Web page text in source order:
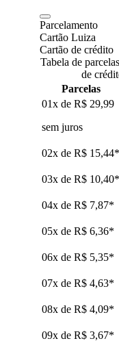
Parcelamento
Cartão Luiza
Cartão de crédito
Tabela de
de
Parcelas
01x de R$ 29,99
sem juros
02x de R$ 15,44*
03x de R$ 10,40*
04x de R$ 7,87*
05x de R$ 6,36*
06x de R$ 5,35*
07x de R$ 4,63*
08x de R$ 4,09*
09x de R$ 3,67*